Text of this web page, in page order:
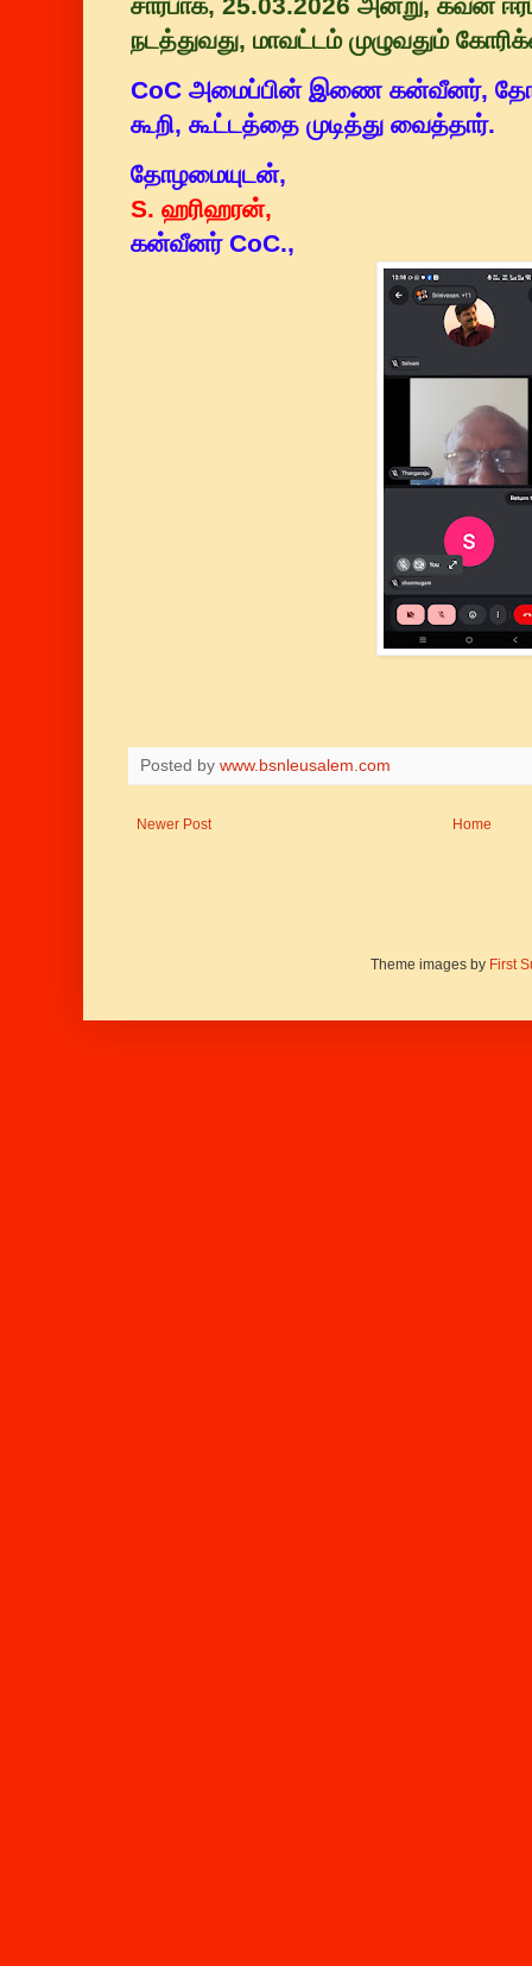
நடத்துவது, மாவட்டம் முழுவதும்
CoC அமைப்பின் இணை கன்வீனர்,
கூறி, கூட்டத்தை முடித்து வைத்தார்.
தோழமையுடன்,
S. ஹரிஹரன்,
கன்வீனர் CoC.,
Posted by www.bsnleusalem.com
Newer Post Home
Theme images by First